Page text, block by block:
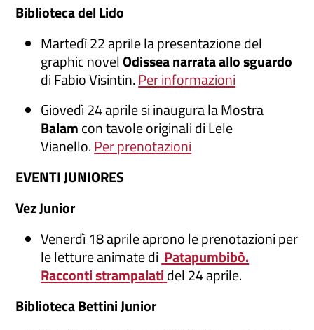
Biblioteca del Lido
Martedì 22 aprile la presentazione del
graphic novelOdissea narrata allo sguardo
di Fabio Visintin.Per informazioni
Giovedì 24 aprile si inaugura la Mostra
Balamcon tavole originali di Lele
Vianello.Per prenotazioni
EVENTI JUNIORES
Vez Junior
Venerdì 18 aprile aprono le prenotazioni per
le letture animate di Patapumbibò.
Racconti strampalatidel 24 aprile.
Biblioteca Bettini Junior